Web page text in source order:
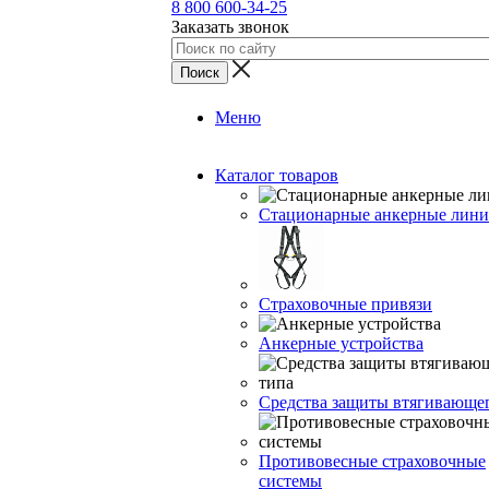
8 800 600-34-25
Заказать звонок
Меню
Каталог товаров
Стационарные анкерные
Страховочные привязи
Анкерные устройства
Средства защиты
Противовесные страховочные
системы